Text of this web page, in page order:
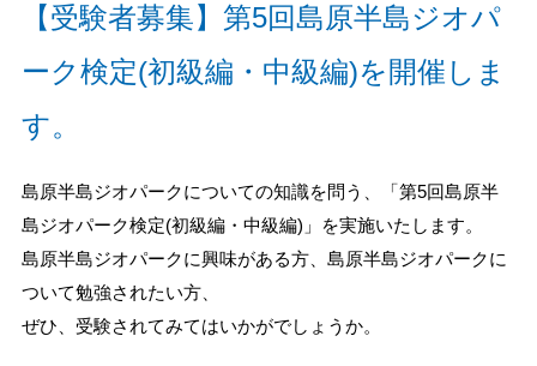
【受験者募集】第5回島原半島ジオパ
ーク検定(初級編・中級編)を開催しま
す。
島原半島ジオパークについての知識を問う、「第5回島原半
島ジオパーク検定(初級編・中級編)」を実施いたします。
島原半島ジオパークに興味がある方、島原半島ジオパークに
ついて勉強されたい方、
ぜひ、受験されてみてはいかがでしょうか。